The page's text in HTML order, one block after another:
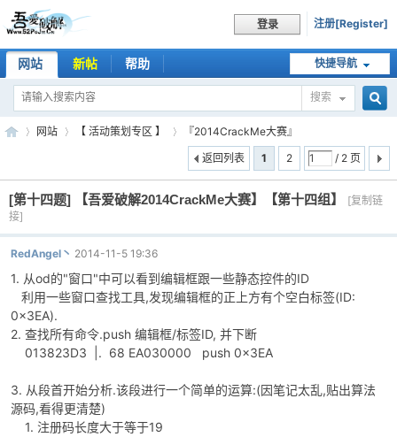
登录 注册[Register]
快捷导航
网站 新帖 帮助
搜索
索
吾
爱
»
网站
›
【 活动策划专区 】
›
『2014CrackMe大赛』
1
2 / 2 页
返回列表
[第十四题] 【吾爱破解2014CrackMe大赛】【第十四组】
[复制链
接]
RedAngel丶 2014-11-5 19:36
1. 从od的"窗口"中可以看到编辑框跟一些静态控件的ID
利用一些窗口查找工具,发现编辑框的正上方有个空白标签(ID:
0x3EA).
2. 查找所有命令.push 编辑框/标签ID, 并下断
013823D3 |. 68 EA030000 push 0x3EA
3. 从段首开始分析.该段进行一个简单的运算:(因笔记太乱,贴出算法
源码,看得更清楚)
1. 注册码长度大于等于19